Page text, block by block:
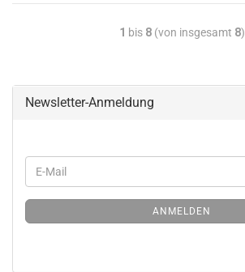
1 bis 8(von insgesamt 8)
Newsletter-Anmeldung
ANMELDEN